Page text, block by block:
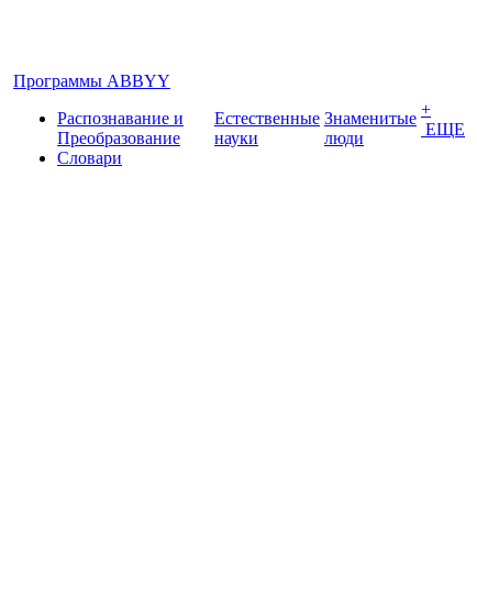
Программы ABBYY
Распознавание и
Преобразование
Словари
Естественные
науки
Знаменитые
люди
+
ЕЩЕ